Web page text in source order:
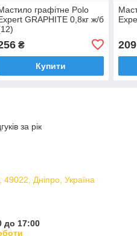
графітне Polo
GRAPHITE 0,8кг ж/б
₴
Купити
209
за рік
Дніпро, Україна
до 17:00